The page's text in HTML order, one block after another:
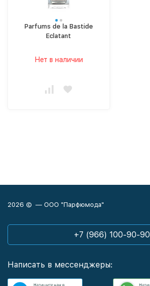
Parfums de la Bastide
Eclatant
Нет в наличии
2026 © — ООО "Парфюмода"
+7 (966) 100-90-90
Написать в мессенджеры: